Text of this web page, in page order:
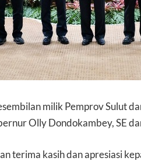
milik Pemprov Sulut
Olly Dondokambey, SE
terima kasih dan apresiasi